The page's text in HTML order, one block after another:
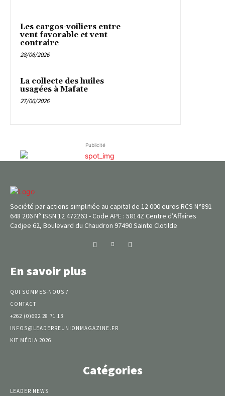
Les cargos-voiliers entre
vent favorable et vent
contraire
28/06/2026
La collecte des huiles
usagées à Mafate
27/06/2026
Publicité
Société par actions simplifiée au capital de 12 000 euros RCS N°891
648 206 N° ISSN 12 472263 - Code APE : 5814Z Centre d’Affaires
Cadjee 62, Boulevard du Chaudron 97490 Sainte Clotilde
En savoir plus
QUI SOMMES-NOUS ?
CONTACT
+262 (0)692 28 71 13
INFOS@LEADERREUNIONMAGAZINE.FR
KIT MÉDIA 2026
Catégories
LEADER NEWS